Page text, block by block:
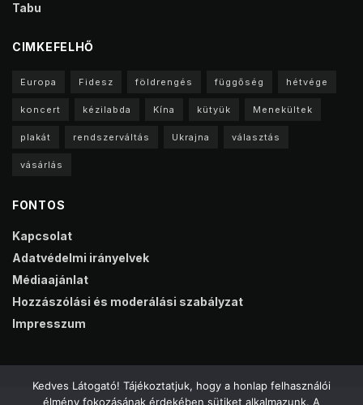
Tabu
CIMKEFELHŐ
Europa Fidesz földrengés függőség hétvége
koncert kézilabda Kína kütyük Menekültek
plakát rendszerváltás Ukrajna választás
vásárlás
FONTOS
Kapcsolat
Adatvédelmi irányelvek
Médiaajánlat
Hozzászólási és moderálási szabályzat
Impresszum
Kedves Látogató! Tájékoztatjuk, hogy a honlap felhasználói
élmény fokozásának érdekében sütiket alkalmazunk. A